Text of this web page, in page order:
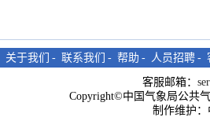
关于我们 - 联系我们 - 帮助 - 人员招聘 -
客服邮箱：
Copyright©中国气象局公共
制作维护